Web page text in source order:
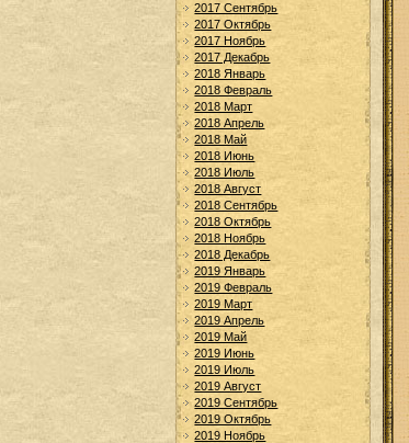
2017 Сентябрь
2017 Октябрь
2017 Ноябрь
2017 Декабрь
2018 Январь
2018 Февраль
2018 Март
2018 Апрель
2018 Май
2018 Июнь
2018 Июль
2018 Август
2018 Сентябрь
2018 Октябрь
2018 Ноябрь
2018 Декабрь
2019 Январь
2019 Февраль
2019 Март
2019 Апрель
2019 Май
2019 Июнь
2019 Июль
2019 Август
2019 Сентябрь
2019 Октябрь
2019 Ноябрь